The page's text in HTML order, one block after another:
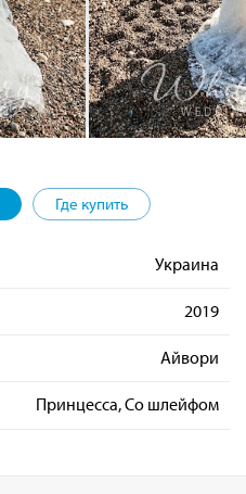
Где купить
Украина
2019
Айвори
Принцесса, Со шлейфом